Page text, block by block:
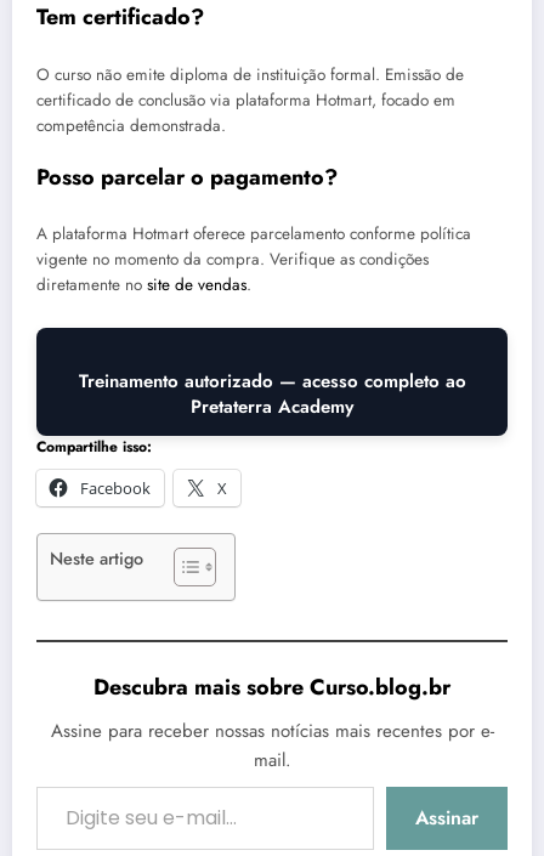
Tem certificado?
O curso não emite diploma de instituição formal. Emissão de
certificado de conclusão via plataforma Hotmart, focado em
competência demonstrada.
Posso parcelar o pagamento?
A plataforma Hotmart oferece parcelamento conforme política
vigente no momento da compra. Verifique as condições
diretamente no site de vendas.
Treinamento autorizado — acesso completo ao
Pretaterra Academy
Compartilhe isso:
Facebook
X
Neste artigo
Descubra mais sobre Curso.blog.br
Assine para receber nossas notícias mais recentes por e-
mail.
Digite seu e-mail…
Assinar